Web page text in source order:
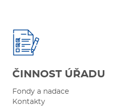
ČINNOST ÚŘADU
Fondy a nadace
Kontakty